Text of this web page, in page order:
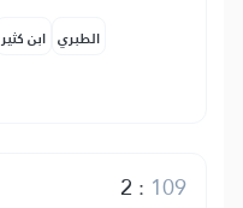
ابن كثير الطبري
2 : 109